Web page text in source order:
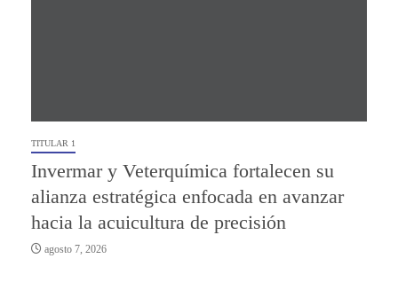
TITULAR 1
Invermar y Veterquímica fortalecen su
alianza estratégica enfocada en avanzar
hacia la acuicultura de precisión
agosto 7, 2026